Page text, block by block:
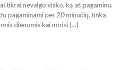
tikrai nevalgo visko, ką aš pagaminu.
pagaminami per 20 minučių, tinka
dienomis kai norisi […]